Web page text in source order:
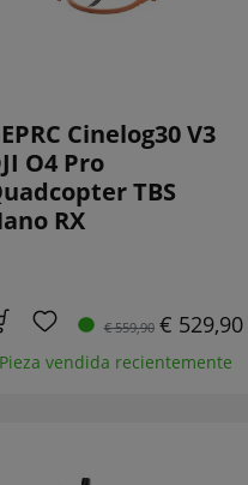
Cinelog30 V3
O4 Pro
TBS
RX
€ 559,90 €
vendida recientemente